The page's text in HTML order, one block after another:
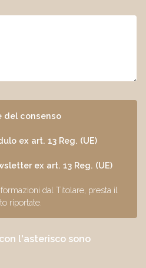
del consenso
ex art. 13 Reg. (UE)
ex art. 13 Reg. (UE)
dal Titolare, presta il
riportate.
l'asterisco sono